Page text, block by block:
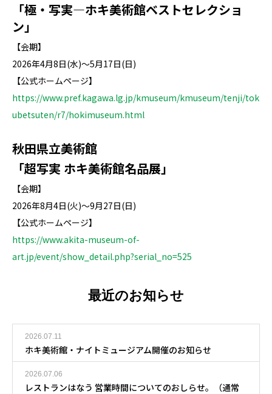
「極・写実―ホキ美術館ベストセレクショ
ン」
【会期】
2026年4月8日(水)～5月17日(日)
【公式ホームページ】
https://www.pref.kagawa.lg.jp/kmuseum/kmuseum/tenji/tok
ubetsuten/r7/hokimuseum.html
秋田県立美術館
「超写実 ホキ美術館名品展」
【会期】
2026年8月4日(火)～9月27日(日)
【公式ホームページ】
https://www.akita-museum-of-
art.jp/event/show_detail.php?serial_no=525
最近のお知らせ
2026.07.11
ホキ美術館・ナイトミュージアム開催のお知らせ
2026.07.06
レストランはなう 営業時間についてのおしらせ。（通常